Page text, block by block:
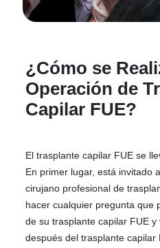
¿Cómo se
Operación de
Capilar FUE?
El trasplante capilar FUE se
En primer lugar, está invitado
cirujano profesional de
hacer cualquier pregunta que
de su trasplante capilar FUE
después del trasplante